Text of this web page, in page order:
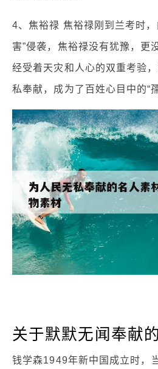
4、焦裕禄 焦裕禄刚到兰考时，
害”侵袭，焦裕禄没有犹豫，更
经受着天灾和人心的双重考验
私奉献，成为了百姓心目中的“
关于默默无闻奉献
钱学森1949年新中国成立时，